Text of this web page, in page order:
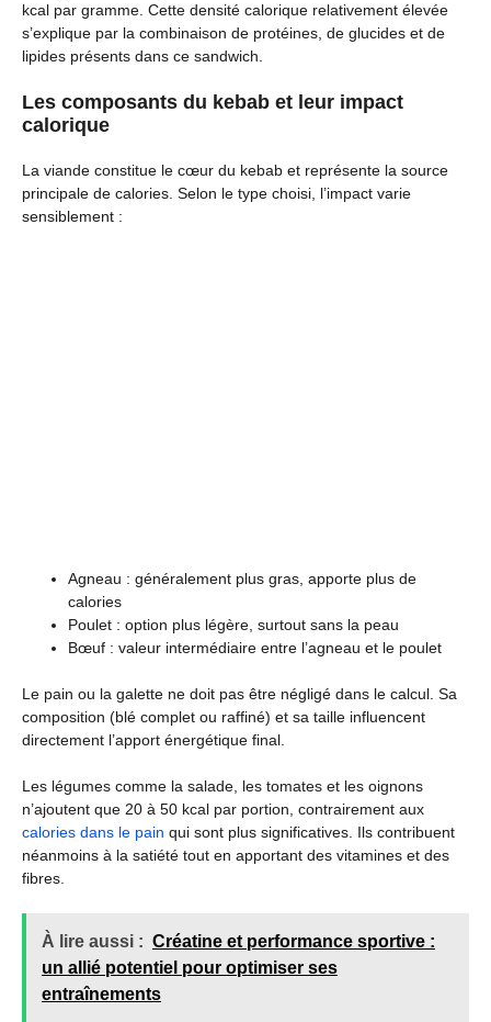
kcal par gramme. Cette densité calorique relativement élevée
s’explique par la combinaison de protéines, de glucides et de
lipides présents dans ce sandwich.
Les composants du kebab et leur impact
calorique
La viande constitue le cœur du kebab et représente la source
principale de calories. Selon le type choisi, l’impact varie
sensiblement :
Agneau : généralement plus gras, apporte plus de
calories
Poulet : option plus légère, surtout sans la peau
Bœuf : valeur intermédiaire entre l’agneau et le poulet
Le pain ou la galette ne doit pas être négligé dans le calcul. Sa
composition (blé complet ou raffiné) et sa taille influencent
directement l’apport énergétique final.
Les légumes comme la salade, les tomates et les oignons
n’ajoutent que 20 à 50 kcal par portion, contrairement aux
calories dans le pain qui sont plus significatives. Ils contribuent
néanmoins à la satiété tout en apportant des vitamines et des
fibres.
À lire aussi : Créatine et performance sportive :
un allié potentiel pour optimiser ses
entraînements